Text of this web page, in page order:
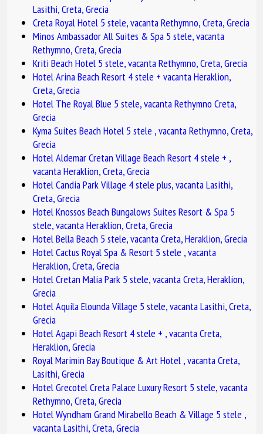
Lasithi, Creta, Grecia
Creta Royal Hotel 5 stele, vacanta Rethymno, Creta, Grecia
Minos Ambassador All Suites & Spa 5 stele, vacanta
Rethymno, Creta, Grecia
Kriti Beach Hotel 5 stele, vacanta Rethymno, Creta, Grecia
Hotel Arina Beach Resort 4 stele + vacanta Heraklion,
Creta, Grecia
Hotel The Royal Blue 5 stele, vacanta Rethymno Creta,
Grecia
Kyma Suites Beach Hotel 5 stele , vacanta Rethymno, Creta,
Grecia
Hotel Aldemar Cretan Village Beach Resort 4 stele + ,
vacanta Heraklion, Creta, Grecia
Hotel Candia Park Village 4 stele plus, vacanta Lasithi,
Creta, Grecia
Hotel Knossos Beach Bungalows Suites Resort & Spa 5
stele, vacanta Heraklion, Creta, Grecia
Hotel Bella Beach 5 stele, vacanta Creta, Heraklion, Grecia
Hotel Cactus Royal Spa & Resort 5 stele , vacanta
Heraklion, Creta, Grecia
Hotel Cretan Malia Park 5 stele, vacanta Creta, Heraklion,
Grecia
Hotel Aquila Elounda Village 5 stele, vacanta Lasithi, Creta,
Grecia
Hotel Agapi Beach Resort 4 stele + , vacanta Creta,
Heraklion, Grecia
Royal Marimin Bay Boutique & Art Hotel , vacanta Creta,
Lasithi, Grecia
Hotel Grecotel Creta Palace Luxury Resort 5 stele, vacanta
Rethymno, Creta, Grecia
Hotel Wyndham Grand Mirabello Beach & Village 5 stele ,
vacanta Lasithi, Creta, Grecia